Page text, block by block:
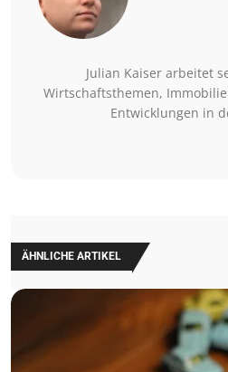
Julian Kaiser arbeitet
Wirtschaftsthemen,
Entwicklungen in
ÄHNLICHE ARTIKEL